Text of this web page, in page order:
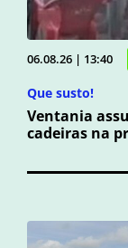
06.08.26 | 13:40
Que susto!
Ventania
cadeiras na